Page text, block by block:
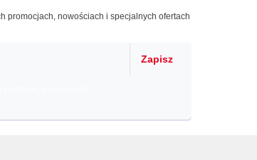
promocjach, nowościach i specjalnych ofertach
Zapisz